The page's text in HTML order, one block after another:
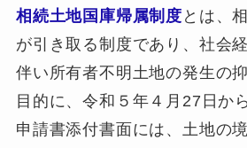
相続土地国庫帰属制度 とは、
が引き取る制度であり、社会
伴い所有者不明土地の発生の
目的に、令和５年４月27日か
申請書添付書面には、土地の